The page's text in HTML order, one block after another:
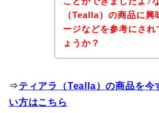
（Tealla）の商品に
ージなどを参考にさ
ょうか？
⇒ティアラ（Tealla）の商品を今
い方はこちら